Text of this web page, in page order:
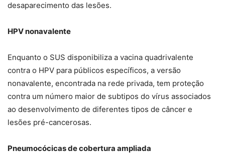
desaparecimento das lesões.
HPV nonavalente
Enquanto o SUS disponibiliza a vacina quadrivalente
contra o HPV para públicos específicos, a versão
nonavalente, encontrada na rede privada, tem proteção
contra um número maior de subtipos do vírus associados
ao desenvolvimento de diferentes tipos de câncer e
lesões pré-cancerosas.
Pneumocócicas de cobertura ampliada